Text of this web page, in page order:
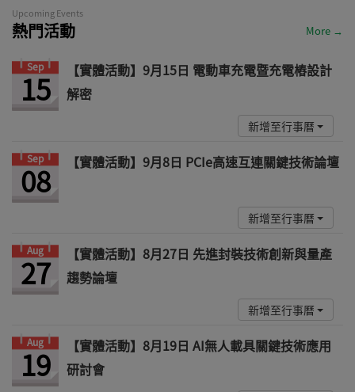
Upcoming Events
熱門活動 More →
Sep
15
【實體活動】9月15日 電動車充電暨充電樁設計
解密
新增至行事曆
Sep
08 【實體活動】9月8日 PCIe高速互連關鍵技術論壇
新增至行事曆
Aug
27
【實體活動】8月27日 先進封裝技術創新與量產
趨勢論壇
新增至行事曆
Aug
19
【實體活動】8月19日 AI無人載具關鍵技術應用
研討會